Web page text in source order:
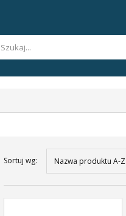
Sortuj wg: Nazwa produktu A-Z